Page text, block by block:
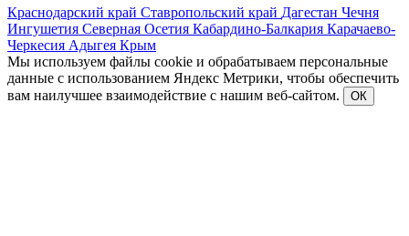
Краснодарский край Ставропольский край Дагестан Чечня
Ингушетия Северная Осетия Кабардино-Балкария Карачаево-
Черкесия Адыгея Крым
Мы используем файлы cookie и обрабатываем персональные
данные с использованием Яндекс Метрики, чтобы обеспечить
вам наилучшее взаимодействие с нашим веб-сайтом.
ОК